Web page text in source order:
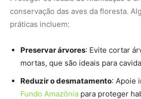
Um trabalho de precisão e